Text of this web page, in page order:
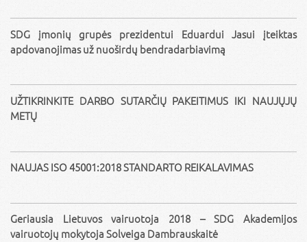
SDG įmonių grupės prezidentui Eduardui Jasui įteiktas
apdovanojimas už nuoširdų bendradarbiavimą
UŽTIKRINKITE DARBO SUTARČIŲ PAKEITIMUS IKI NAUJŲJŲ
METŲ
NAUJAS ISO 45001:2018 STANDARTO REIKALAVIMAS
Geriausia Lietuvos vairuotoja 2018 – SDG Akademijos
vairuotojų mokytoja Solveiga Dambrauskaitė